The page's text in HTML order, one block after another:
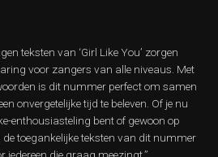
teksten van ‘Girl Like You’ zorgen
voor zangers van alle niveaus. Met
is dit nummer perfect om samen
onvergetelijke tijd te beleven. Of je nu
enthousiasteling bent of gewoon op
de toegankelijke teksten van dit nummer